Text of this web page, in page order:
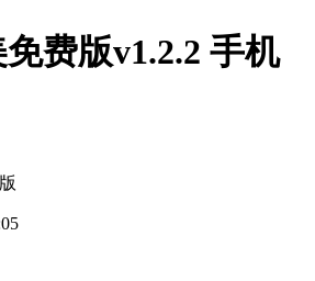
费版v1.2.2 手机